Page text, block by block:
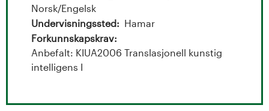
n
Norsk/Engelsk
Undervisningssted
Hamar
Forkunnskapskrav
Anbefalt: KIUA2006 Translasjonell kunstig
intelligens I